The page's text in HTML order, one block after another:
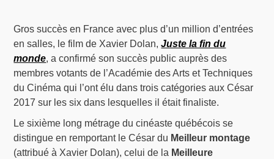
Gros succès en France avec plus d’un million d’entrées
en salles, le film de Xavier Dolan,Juste la fin du
monde, a confirmé son succès public auprès des
membres votants de l’Académie des Arts et Techniques
du Cinéma qui l’ont élu dans trois catégories aux César
2017 sur les six dans lesquelles il était finaliste.
Le sixième long métrage du cinéaste québécois se
distingue en remportant le César du Meilleur montage
(attribué à Xavier Dolan), celui de la Meilleure